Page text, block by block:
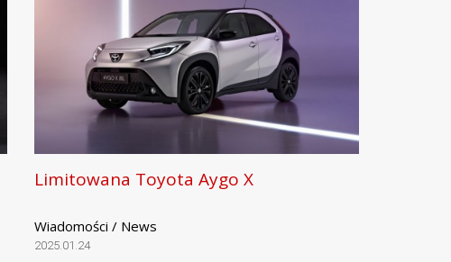
Limitowana Toyota Aygo X
Wiadomości / News
2025.01.24